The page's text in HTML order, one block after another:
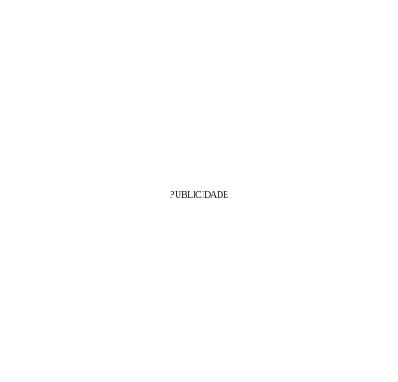
PUBLICIDADE